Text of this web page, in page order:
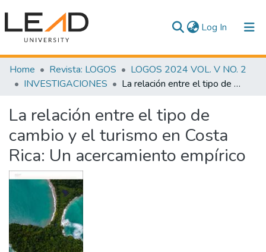
Log In (current)
Communities & Collections
All of DSpace
Statistics
Home Revista: LOGOS
LOGOS 2024 VOL. V NO. 2
INVESTIGACIONES
La relación entre el tipo de cambio y el turismo en Costa Rica: Un acercamiento empírico
La relación entre el tipo de
cambio y el turismo en Costa
Rica: Un acercamiento empírico